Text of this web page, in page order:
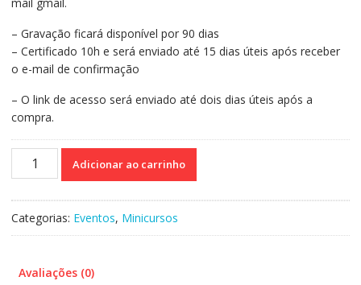
– Gravação ficará disponível por 90 dias
– Certificado 10h e será enviado até 15 dias úteis após receber
o e-mail de confirmação
– O link de acesso será enviado até dois dias úteis após a
compra.
Curso
Gravado
Sob
Adicionar ao carrinho
Categorias: Eventos, Minicursos
Avaliações (0)